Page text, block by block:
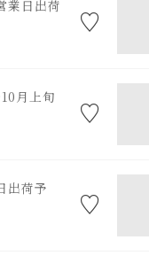
業日出荷
月上旬
出荷予